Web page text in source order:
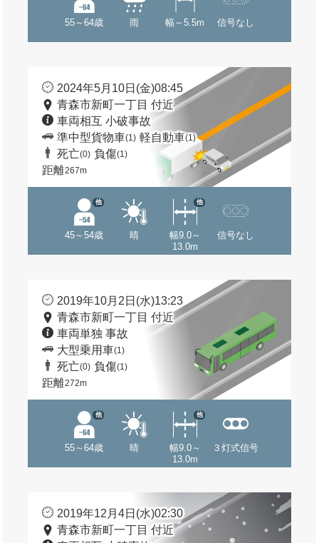
55～64歳 雨 幅～5.5m 信号なし
2024年5月10日(金)08:45
青森市新町一丁目 付近
車両相互 小破事故
準中型貨物車(1) 軽自動車(1)
死亡(0) 負傷(1)
距離267m
45～54歳
他
晴
幅9.0～
13.0m
他
信号なし
2019年10月2日(水)13:23
青森市新町一丁目 付近
車両単独 事故
大型乗用車(1)
死亡(0) 負傷(1)
距離272m
55～64歳
他
晴
幅9.0～
13.0m
他
３灯式信号
2019年12月4日(水)02:30
青森市新町一丁目 付近